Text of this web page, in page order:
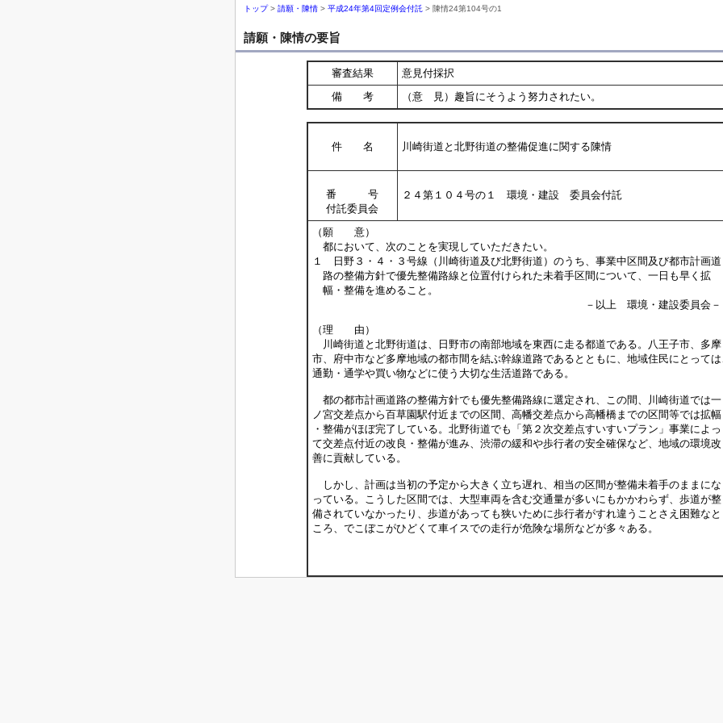
トップ> 請願・陳情 > 平成24年第4回定例会付託 > 陳情24第104号の1
請願・陳情の要旨
審査結果
意見付採択
備 考
（意 見）趣旨にそうよう努力されたい。
件 名 川崎街道と北野街道の整備促進に関する陳情
番 号
付託委員会
２４第１０４号の１ 環境・建設 委員会付託
（願 意）
都において、次のことを実現していただきたい。
１ 日野３・４・３号線（川崎街道及び北野街道）のうち、事業中区間及び都市計画道
路の整備方針で優先整備路線と位置付けられた未着手区間について、一日も早く拡
幅・整備を進めること。
－以上 環境・建設委員会－
（理 由）
川崎街道と北野街道は、日野市の南部地域を東西に走る都道である。八王子市、多摩
市、府中市など多摩地域の都市間を結ぶ幹線道路であるとともに、地域住民にとっては
通勤・通学や買い物などに使う大切な生活道路である。
都の都市計画道路の整備方針でも優先整備路線に選定され、この間、川崎街道では一
ノ宮交差点から百草園駅付近までの区間、高幡交差点から高幡橋までの区間等では拡幅
・整備がほぼ完了している。北野街道でも「第２次交差点すいすいプラン」事業によっ
て交差点付近の改良・整備が進み、渋滞の緩和や歩行者の安全確保など、地域の環境改
善に貢献している。
しかし、計画は当初の予定から大きく立ち遅れ、相当の区間が整備未着手のままにな
っている。こうした区間では、大型車両を含む交通量が多いにもかかわらず、歩道が整
備されていなかったり、歩道があっても狭いために歩行者がすれ違うことさえ困難なと
ころ、でこぼこがひどくて車イスでの走行が危険な場所などが多々ある。